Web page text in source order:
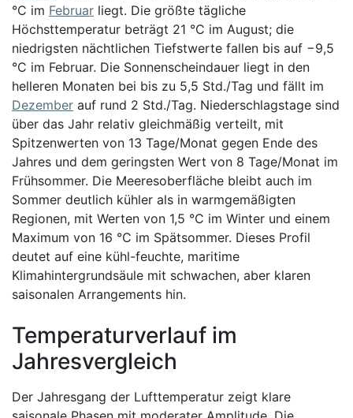
°C im Februar liegt. Die größte tägliche
Höchsttemperatur beträgt 21 °C im August; die
niedrigsten nächtlichen Tiefstwerte fallen bis auf −9,5
°C im Februar. Die Sonnenscheindauer liegt in den
helleren Monaten bei bis zu 5,5 Std./Tag und fällt im
Dezember auf rund 2 Std./Tag. Niederschlagstage sind
über das Jahr relativ gleichmäßig verteilt, mit
Spitzenwerten von 13 Tage/Monat gegen Ende des
Jahres und dem geringsten Wert von 8 Tage/Monat im
Frühsommer. Die Meeresoberfläche bleibt auch im
Sommer deutlich kühler als in warmgemäßigten
Regionen, mit Werten von 1,5 °C im Winter und einem
Maximum von 16 °C im Spätsommer. Dieses Profil
deutet auf eine kühl-feuchte, maritime
Klimahintergrundsäule mit schwachen, aber klaren
saisonalen Arrangements hin.
Temperaturverlauf im
Jahresvergleich
Der Jahresgang der Lufttemperatur zeigt klare